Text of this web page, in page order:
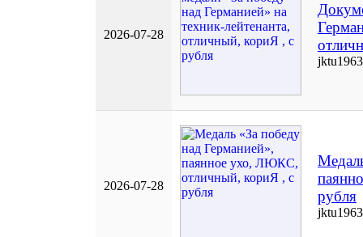
2026-07-28
jktu1963
2026-07-28
рубля
jktu1963